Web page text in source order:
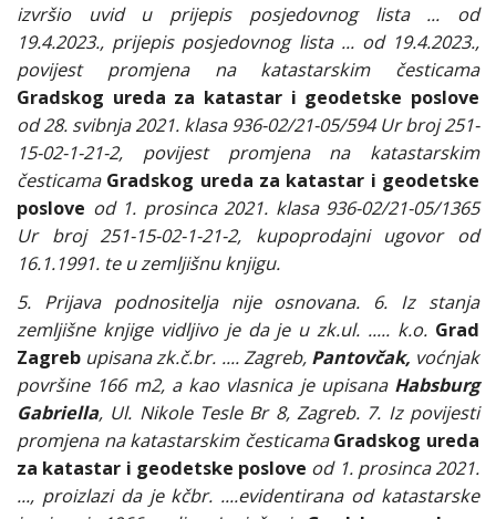
izvršio uvid u prijepis posjedovnog lista ... od
19.4.2023., prijepis posjedovnog lista ... od 19.4.2023.,
povijest promjena na katastarskim česticama
Gradskog ureda za katastar i geodetske poslove
od 28. svibnja 2021. klasa 936-02/21-05/594 Ur broj 251-
15-02-1-21-2, povijest promjena na katastarskim
česticama Gradskog ureda za katastar i geodetske
poslove od 1. prosinca 2021. klasa 936-02/21-05/1365
Ur broj 251-15-02-1-21-2, kupoprodajni ugovor od
16.1.1991. te u zemljišnu knjigu.
5. Prijava podnositelja nije osnovana. 6. Iz stanja
zemljišne knjige vidljivo je da je u zk.ul. ..... k.o. Grad
Zagreb upisana zk.č.br. .... Zagreb, Pantovčak, voćnjak
površine 166 m2, a kao vlasnica je upisana Habsburg
Gabriella, Ul. Nikole Tesle Br 8, Zagreb. 7. Iz povijesti
promjena na katastarskim česticamaGradskog ureda
za katastar i geodetske poslove od 1. prosinca 2021.
..., proizlazi da je kčbr. ....evidentirana od katastarske